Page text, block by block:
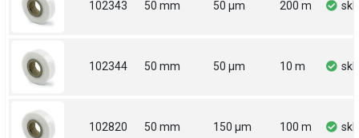
102343 50 mm 50 µm 200 m
102344 50 mm 50 µm 10 m
102820 50 mm 150 µm 100 m